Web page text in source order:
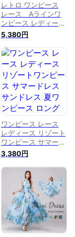
レトロ ワンピース
レース Aラインワ
ンピース レディー
ス 長袖ドレス ミ
モレ丈 森ガール系ド
レス 春秋冬ワンピ
ース 刺しゅう かわ
いい 優雅 フラン
ス風
5,380円
ワンピース レース
レディース リゾート
ワンピース サマード
レス サンドレス 夏
ワンピース ロングワ
ンピース ワンピ ロ
ング丈 マキシ丈 背
中見せ ノースリーブ
サイドスリット 春夏
総レース 細見え 高
見え リゾート パー
ティー お呼ばれ 海
旅行 デート
3,380円